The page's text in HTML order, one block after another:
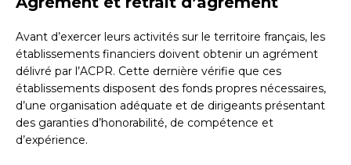
Avant d’exercer leurs activités sur le territoire français, les
établissements financiers doivent obtenir un agrément
délivré par l’ACPR. Cette dernière vérifie que ces
établissements disposent des fonds propres nécessaires,
d’une organisation adéquate et de dirigeants présentant
des garanties d’honorabilité, de compétence et
d’expérience.